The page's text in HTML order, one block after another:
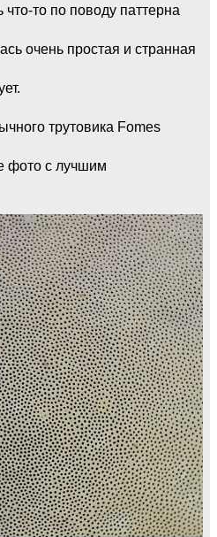
то по поводу паттерна
очень простая и странная
трутовика Fomes
фото с лучшим